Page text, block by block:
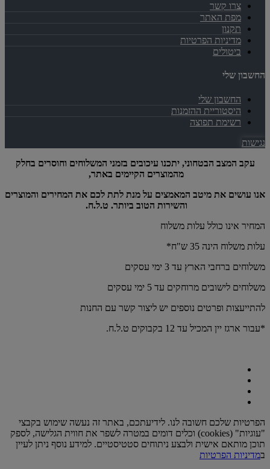
צרו קשר
מפת האתר
תקנון
מדיניות הפרטיות
ביטולים
החשבון שלי
החשבון שלי
היסטוריית ההזמנות
רשימת תפוצה
נגישות
עקב המצב הבטחוני, יתכנו עיכובים בזמני המשלוחים וחוסרים בחלק
מהמוצרים הקיימים באתר,
אנו עושים את מיטב המאמצים על מנת לתת לכם את המחירים והמוצרים
והשירות הטוב ביותר. ט.ל.ח.
המחיר אינו כולל עלות משלוח
עלות משלוח הינה 35 ש"ח*
משלוחים ברחבי הארץ עד 3 ימי עסקים
משלוחים לישובים מרוחקים עד 5 ימי עסקים
להתייעצות ופרטים נוספים יש ליצור קשר עם החנות
*עבור ארגז יין המכיל עד 12 בקבוקים ט.ל.ח.
הפרטיות שלכם חשובה לנו. לידיעתכם, באתר זה נעשה שימוש בקבצי
"עוגיות" (cookies) וכלים דומים במטרה לשפר את חווית הגלישה, לספק
תוכן מותאם אישית ולבצע ניתוחים סטטיסטיים. למידע נוסף ניתן לעיין
במדיניות הפרטיות